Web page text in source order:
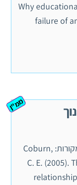
Why
failure of
ממ"ן
פתרון ממן 13 ציון 95 חלק מהמקורות מקורות: Coburn,
C. E. (2005).